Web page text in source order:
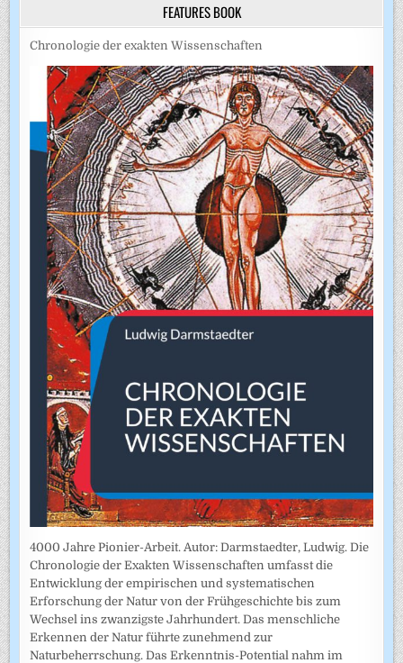
FEATURES BOOK
Chronologie der exakten Wissenschaften
4000 Jahre Pionier-Arbeit. Autor: Darmstaedter, Ludwig. Die
Chronologie der Exakten Wissenschaften umfasst die
Entwicklung der empirischen und systematischen
Erforschung der Natur von der Frühgeschichte bis zum
Wechsel ins zwanzigste Jahrhundert. Das menschliche
Erkennen der Natur führte zunehmend zur
Naturbeherrschung. Das Erkenntnis-Potential nahm im